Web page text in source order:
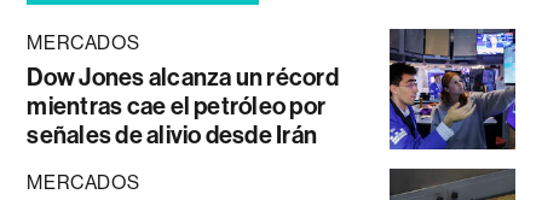
MERCADOS
Dow Jones alcanza un récord
mientras cae el petróleo por
señales de alivio desde Irán
MERCADOS